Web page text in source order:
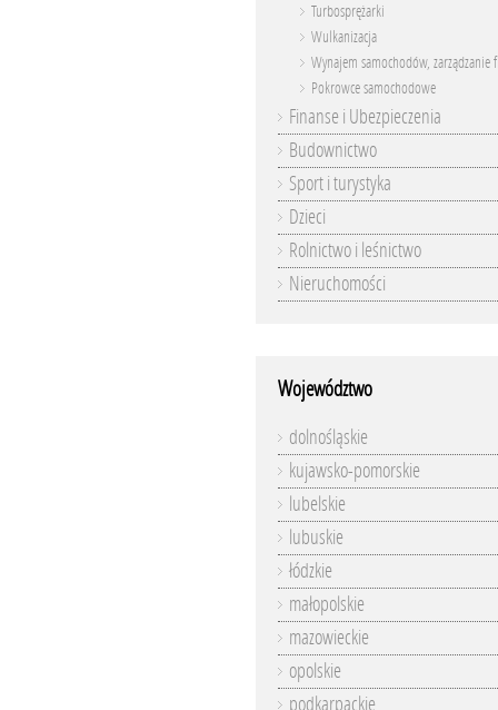
Turbosprężarki
Wulkanizacja
Wynajem samochodów, zarządzanie
Pokrowce samochodowe
Finanse i Ubezpieczenia
Budownictwo
Sport i turystyka
Dzieci
Rolnictwo i leśnictwo
Nieruchomości
Województwo
dolnośląskie
kujawsko-pomorskie
lubelskie
lubuskie
łódzkie
małopolskie
mazowieckie
opolskie
podkarpackie